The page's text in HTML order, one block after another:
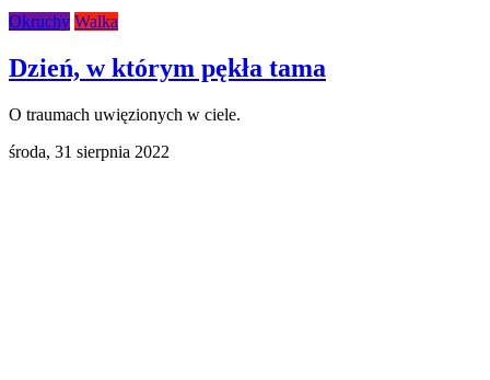
Okruchy Walka
Dzień, w którym pękła tama
O traumach uwięzionych w ciele.
środa, 31 sierpnia 2022